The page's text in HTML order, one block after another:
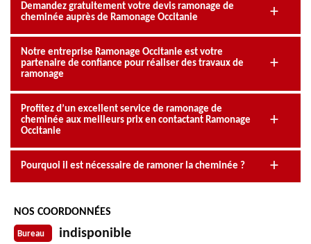
Demandez gratuitement votre devis ramonage de
cheminée auprès de Ramonage Occitanie
Notre entreprise Ramonage Occitanie est votre
partenaire de confiance pour réaliser des travaux de
ramonage
Profitez d’un excellent service de ramonage de
cheminée aux meilleurs prix en contactant Ramonage
Occitanie
Pourquoi il est nécessaire de ramoner la cheminée ?
NOS COORDONNÉES
Bureau indisponible